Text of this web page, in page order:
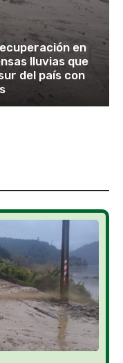
en
lluvias que
del país con